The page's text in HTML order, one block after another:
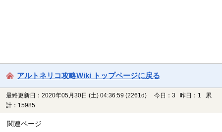
アルトネリコ攻略Wiki トップページに戻る
最終更新日：2020年05月30日 (土) 04:36:59 (2261d)
今日：3 昨日：1 累
計：15985
関連ページ